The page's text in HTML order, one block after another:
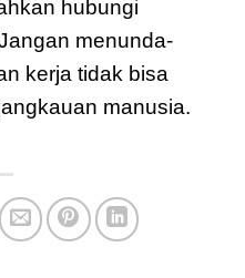
hubungi
menunda-
kerja tidak bisa
manusia.